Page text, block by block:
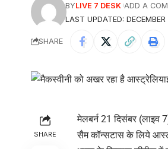
LAST UPDATED:
BYLIVE 7 DESK ADD A
SHARE
SHARE
मेलबर्न 21 दिसंबर (लाइव
सैम कॉन्सटास के लिये